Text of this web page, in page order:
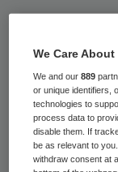
We Care
We and our889
or unique identifiers,
technologies to
process data to
disable them. If
be as relevant to
withdraw consent at